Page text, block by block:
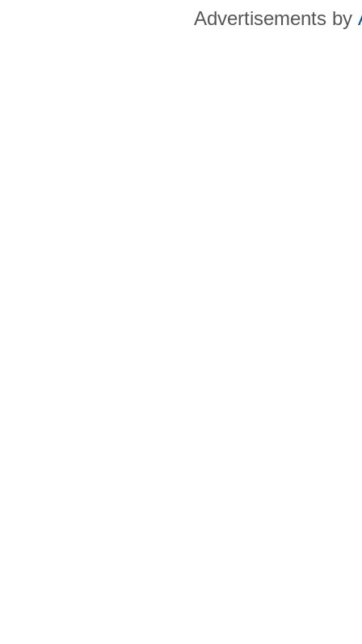
Advertisements by